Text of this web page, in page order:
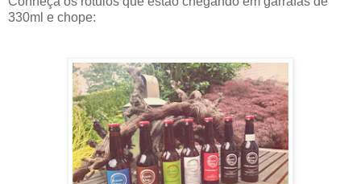
330ml e chope: